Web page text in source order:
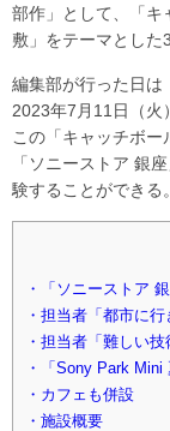
部作」として、「キ
敷」をテーマとした
編集部が行った日は
2023年7月11日（火
この「キャッチボ
「ソニーストア 銀
験することができる。
・「ソニーストア
・担当者「都市に
・担当者「難しい
・「Sony Park Mini
・カフェも併設
・施設概要